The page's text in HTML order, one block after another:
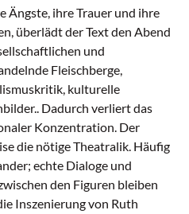
Ängste, ihre Trauer und ihre
überlädt der Text den Abend
und
Fleischberge,
kulturelle
Dadurch verliert das
Konzentration. Der
die nötige Theatralik. Häufig
echte Dialoge und
den Figuren bleiben
Inszenierung von Ruth